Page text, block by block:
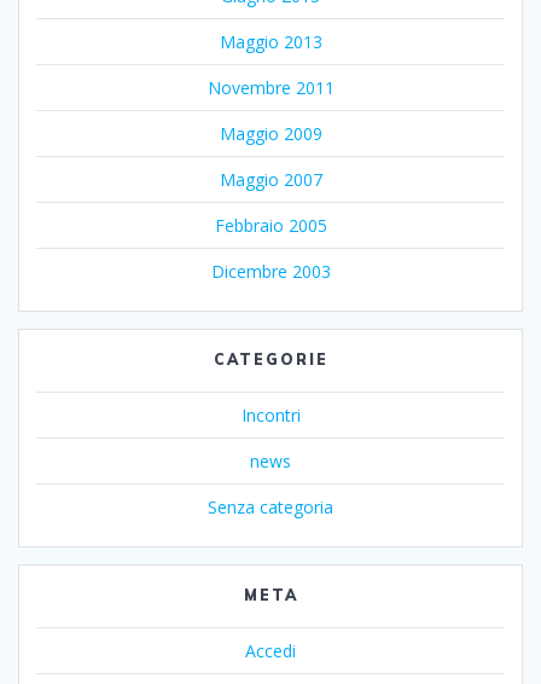
Maggio 2013
Novembre 2011
Maggio 2009
Maggio 2007
Febbraio 2005
Dicembre 2003
CATEGORIE
Incontri
news
Senza categoria
META
Accedi